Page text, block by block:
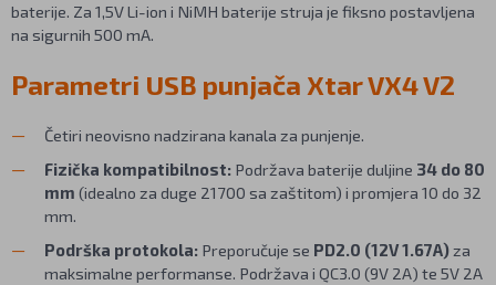
baterije. Za 1,5V Li-ion i NiMH baterije struja je fiksno postavljena
na sigurnih 500 mA.
Parametri USB punjača Xtar VX4 V2
Četiri neovisno nadzirana kanala za punjenje.
Fizička kompatibilnost: Podržava baterije duljine 34 do 80
mm (idealno za duge 21700 sa zaštitom) i promjera 10 do 32
mm.
Podrška protokola: Preporučuje se PD2.0 (12V 1.67A)za
maksimalne performanse. Podržava i QC3.0 (9V 2A) te 5V 2A